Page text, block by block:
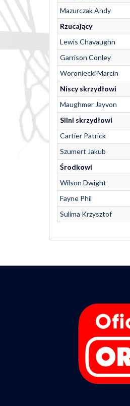
Mazurczak Andy
Rzucający
Lewis Chavaughn
Garrison Conley
Woroniecki Marcin
Niscy skrzydłowi
Maughmer Jayvon
Silni skrzydłowi
Cartier Patrick
Szumert Jakub
Środkowi
Wilson Dwight
Fayne Phil
Sulima Krzysztof